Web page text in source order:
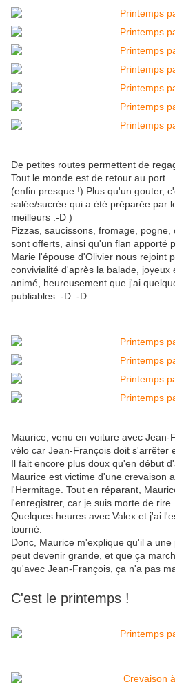
De petites routes permettent de
Tout le monde est de retour au port
(enfin presque !) Plus qu'un gouter,
salée/sucrée qui a été préparée par
meilleurs :-D )
Pizzas, saucissons, fromage,
sont offerts, ainsi qu'un flan apporté
Marie l'épouse d'Olivier nous rejoint
convivialité d'après la balade, joyeux
animé, heureusement que j'ai
publiables :-D :-D
Maurice, venu en voiture avec Jean-
vélo car Jean-François doit s'arrêter
Il fait encore plus doux qu'en début
Maurice est victime d'une crevaison
l'Hermitage. Tout en réparant,
l'enregistrer, car je suis morte de rire.
Quelques heures avec Valex et j'ai
tourné.
Donc, Maurice m'explique qu'il a
peut devenir grande, et que ça
qu'avec Jean-François, ça n'a pas
C'est le printemps !